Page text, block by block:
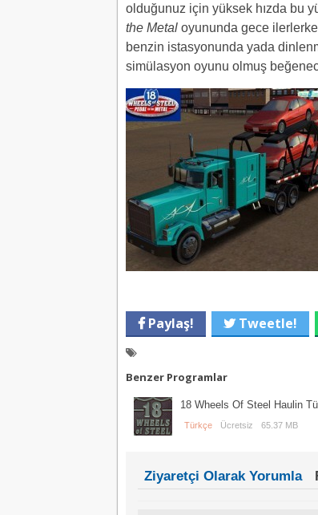
olduğunuz için yüksek hızda bu
the Metal oyununda gece
benzin istasyonunda yada
simülasyon oyunu olmuş
Paylaş! Tweetle!
Benzer Programlar
18 Wheels Of Steel Haulin
Türkçe Ücretsiz 65.37 MB
Ziyaretçi Olarak Yorumla